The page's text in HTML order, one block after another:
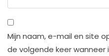
Mijn naam, e-mail en site
de volgende keer wanneer